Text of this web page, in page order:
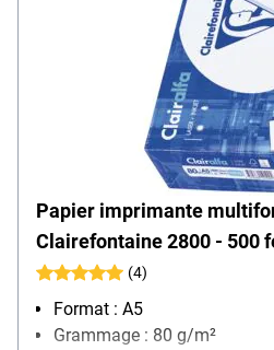
Papier imprimante
Clairefontaine 2800 - 500
(4)
Format : A5
Grammage : 80 g/m²